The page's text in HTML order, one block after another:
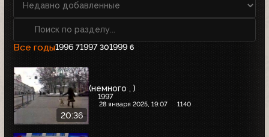
Все годы1996 71997 301999 6
20:36
(немного , )
1997
28 января 2025, 19:07 1140